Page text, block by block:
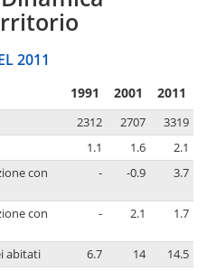
2011
1991 2001 2011
2312 2707
3319
1.1 1.6
2.1
con
- -0.9 3.7
con
- 2.1 1.7
abitati 6.7 14
14.5